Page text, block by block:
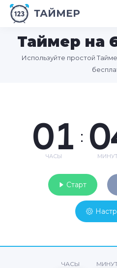
ТАЙМЕР
Таймер на
Используйте простой
01
ЧАСЫ
:
Старт
ЧАСЫ